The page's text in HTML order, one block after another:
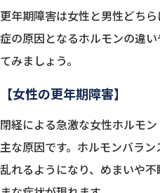
更年期障害は女性と男性どち
症の原因となるホルモンの違
てみましょう。
【女性の更年期障害】
閉経による急激な女性ホルモ
主な原因です。ホルモンバラ
乱れるようになり、めまいや